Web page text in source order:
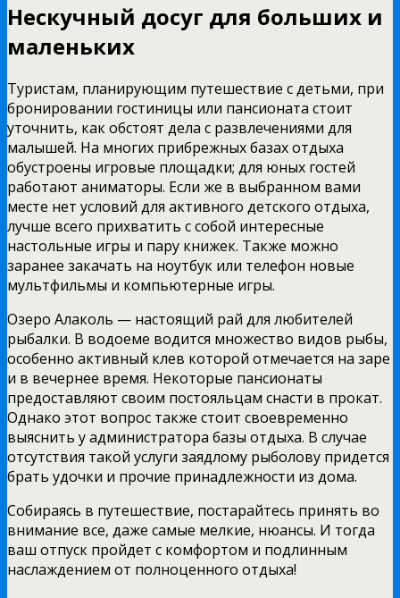
Нескучный досуг для больших и
маленьких
Туристам, планирующим путешествие с детьми, при
бронировании гостиницы или пансионата стоит
уточнить, как обстоят дела с развлечениями для
малышей. На многих прибрежных базах отдыха
обустроены игровые площадки; для юных гостей
работают аниматоры. Если же в выбранном вами
месте нет условий для активного детского отдыха,
лучше всего прихватить с собой интересные
настольные игры и пару книжек. Также можно
заранее закачать на ноутбук или телефон новые
мультфильмы и компьютерные игры.
Озеро Алаколь — настоящий рай для любителей
рыбалки. В водоеме водится множество видов рыбы,
особенно активный клев которой отмечается на заре
и в вечернее время. Некоторые пансионаты
предоставляют своим постояльцам снасти в прокат.
Однако этот вопрос также стоит своевременно
выяснить у администратора базы отдыха. В случае
отсутствия такой услуги заядлому рыболову придется
брать удочки и прочие принадлежности из дома.
Собираясь в путешествие, постарайтесь принять во
внимание все, даже самые мелкие, нюансы. И тогда
ваш отпуск пройдет с комфортом и подлинным
наслаждением от полноценного отдыха!